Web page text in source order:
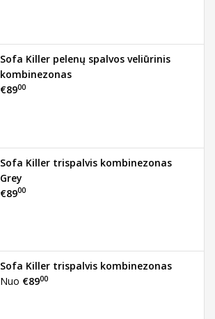
Sofa Killer pelenų spalvos veliūrinis
kombinezonas
€8900
Sofa Killer trispalvis kombinezonas
Grey
€8900
Sofa Killer trispalvis kombinezonas
Nuo €8900